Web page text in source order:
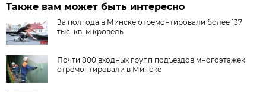
Также вам может быть интересно
За полгода в Минске отремонтировали более 137
тыс. кв. м кровель
Почти 800 входных групп подъездов многоэтажек
отремонтировали в Минске